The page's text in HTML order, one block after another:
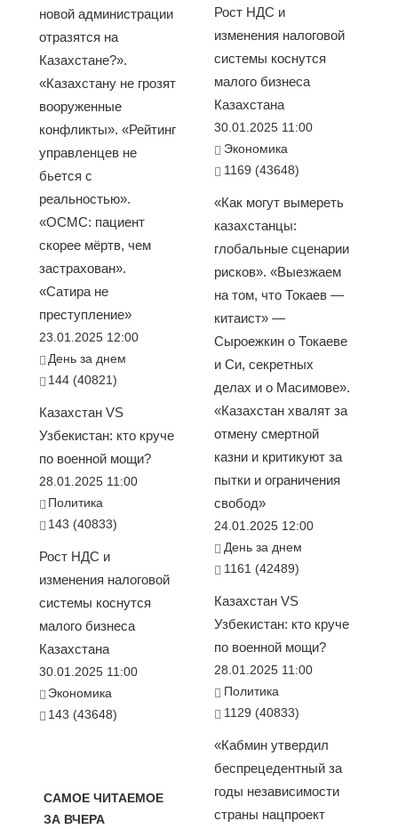
новой администрации
отразятся на
Казахстане?».
«Казахстану не грозят
вооруженные
конфликты». «Рейтинг
управленцев не
бьется с
реальностью».
«ОСМС: пациент
скорее мёртв, чем
застрахован».
«Сатира не
преступление»
23.01.2025 12:00
День за днем
144 (40821)
Казахстан VS
Узбекистан: кто круче
по военной мощи?
28.01.2025 11:00
Политика
143 (40833)
Рост НДС и
изменения налоговой
системы коснутся
малого бизнеса
Казахстана
30.01.2025 11:00
Экономика
143 (43648)
САМОЕ ЧИТАЕМОЕ
ЗА ВЧЕРА
Рост НДС и
изменения налоговой
системы коснутся
малого бизнеса
Казахстана
30.01.2025 11:00
Экономика
1169 (43648)
«Как могут вымереть
казахстанцы:
глобальные сценарии
рисков». «Выезжаем
на том, что Токаев —
китаист» —
Сыроежкин о Токаеве
и Си, секретных
делах и о Масимове».
«Казахстан хвалят за
отмену смертной
казни и критикуют за
пытки и ограничения
свобод»
24.01.2025 12:00
День за днем
1161 (42489)
Казахстан VS
Узбекистан: кто круче
по военной мощи?
28.01.2025 11:00
Политика
1129 (40833)
«Кабмин утвердил
беспрецедентный за
годы независимости
страны нацпроект